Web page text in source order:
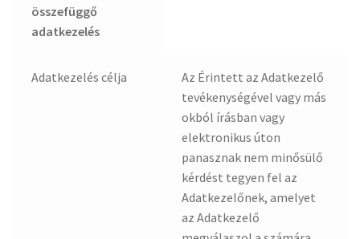
összefüggő
adatkezelés
Adatkezelés célja
Az Érintett az Adatkezelő
tevékenységével vagy más
okból írásban vagy
elektronikus úton
panasznak nem minősülő
kérdést tegyen fel az
Adatkezelőnek, amelyet
az Adatkezelő